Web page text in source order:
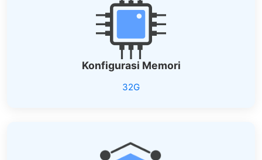
Konfigurasi Memori
32G